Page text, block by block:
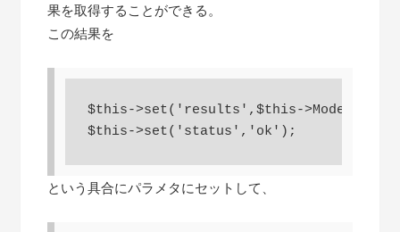
果を取得することができる。
この結果を
$this->set('results',$this->Model-
という具合にパラメタにセットして、